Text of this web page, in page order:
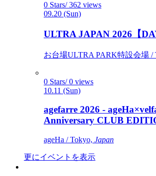
0 Stars/ 362 views
09.20 (Sun)
ULTRA JAPAN 2026【
お台場ULTRA PARK特設会場 /
0 Stars/ 0 views
10.11 (Sun)
agefarre 2026 -
Anniversary CLUB
ageHa / Tokyo, Japan
更にイベントを表示